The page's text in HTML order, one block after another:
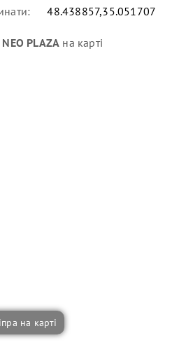
48.438857,35.051707
PLAZA на карті
на карті